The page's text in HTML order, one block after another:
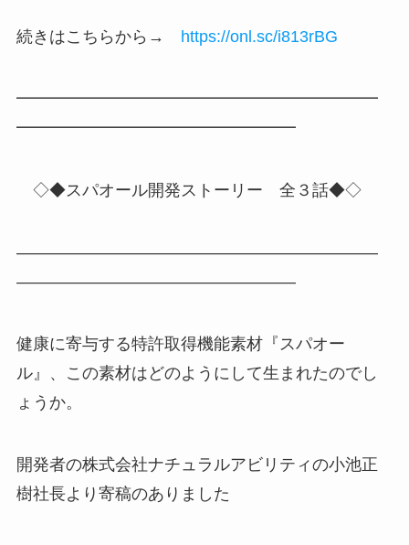
続きはこちらから→ https://onl.sc/i813rBG
━━━━━━━━━━━━━━━━━━━━━━
━━━━━━━━━━━━━━━━━
◇◆スパオール開発ストーリー 全３話◆◇
――――――――――――――――――――――
―――――――――――――――――
健康に寄与する特許取得機能素材『スパオー
ル』、この素材はどのようにして生まれたのでし
ょうか。
開発者の株式会社ナチュラルアビリティの小池正
樹社長より寄稿のありました